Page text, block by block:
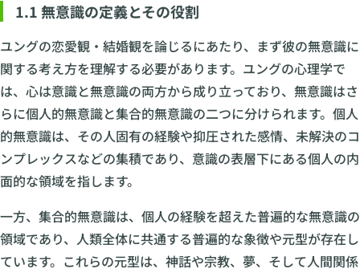
1.1 無意識の定義とその役割
ユングの恋愛観・結婚観を論じるにあたり、まず彼の無意識に
関する考え方を理解する必要があります。ユングの心理学で
は、心は意識と無意識の両方から成り立っており、無意識はさ
らに個人的無意識と集合的無意識の二つに分けられます。個人
的無意識は、その人固有の経験や抑圧された感情、未解決のコ
ンプレックスなどの集積であり、意識の表層下にある個人の内
面的な領域を指します。
一方、集合的無意識は、個人の経験を超えた普遍的な無意識の
領域であり、人類全体に共通する普遍的な象徴や元型が存在し
ています。これらの元型は、神話や宗教、夢、そして人間関係